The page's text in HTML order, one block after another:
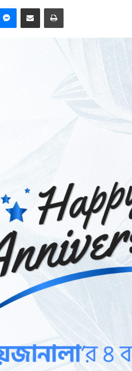
Messenger Share via Email Print